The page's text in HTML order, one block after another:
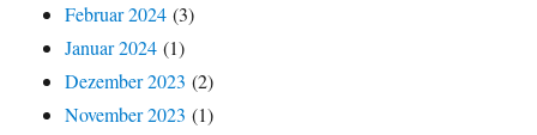
Februar 2024 (3)
Januar 2024 (1)
Dezember 2023 (2)
November 2023 (1)